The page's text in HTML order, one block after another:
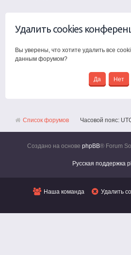
Удалить cookies
Вы уверены, что хотите удалить все
данным форумом?
Список форумов Часовой пояс:
Создано на основе phpBB® Forum
Русская поддержка
Наша команда Удалить